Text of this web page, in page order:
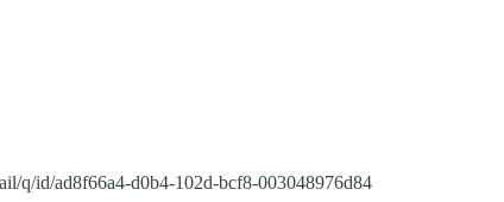
q/id/ad8f66a4-d0b4-102d-bcf8-003048976d84